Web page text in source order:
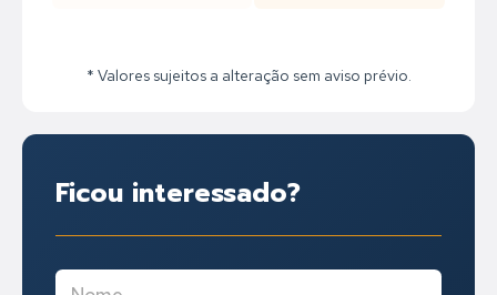
* Valores sujeitos a alteração sem aviso prévio.
Ficou interessado?